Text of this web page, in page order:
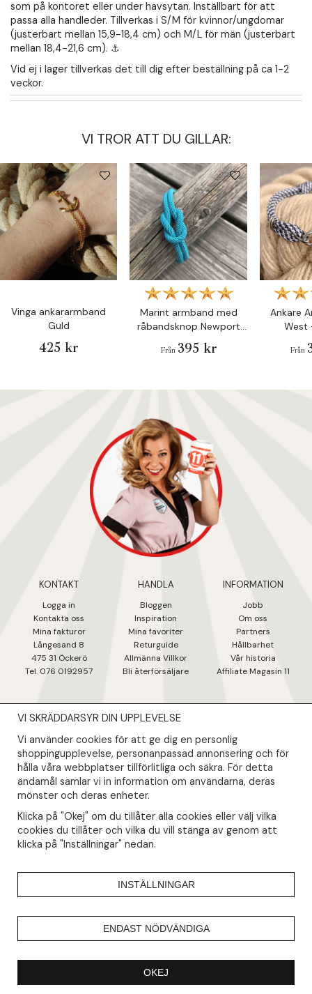
som på kontoret eller under havsytan. Inställbart för att
passa alla handleder. Tillverkas i S/M för kvinnor/ungdomar
(justerbart mellan 15,9-18,4 cm) och M/L för män (justerbart
mellan 18,4-21,6 cm). ⚓
Vid ej i lager tillverkas det till dig efter beställning på ca 1-2
veckor.
VI TROR ATT DU GILLAR:
Vinga ankararmband
Guld
425 kr
Marint armband med
råbandsknop Newport
Turkos
Från 395 kr
Ankare
West
Från
KONTAKT
Logga in
Kontakta oss
Mina fakturor
Långesand 8
475 31 Öckerö
Tel. 076 0192957
HANDLA
Bloggen
Inspiration
Mina favoriter
Returguide
Allmänna Villkor
Bli återförsäljare
INFORMATION
Jobb
Om oss
Partners
Hållbarhet
Vår historia
Affiliate Magasin 11
NYHETSBREV
Såklart skall du ta del av våra bästa erbjudanden & nyheter!
Din mail kommer endast användas till våra nyhetsbrev.
VI SKRÄDDARSYR DIN UPPLEVELSE
Vi använder cookies för att ge dig en personlig
shoppingupplevelse, personanpassad annonsering och för
hålla våra webbplatser tillförlitliga och säkra. För detta
ändamål samlar vi in information om användarna, deras
mönster och deras enheter.
Klicka på "Okej" om du tillåter alla cookies eller välj vilka
cookies du tillåter och vilka du vill stänga av genom att
klicka på "Inställningar" nedan.
INSTÄLLNINGAR
ENDAST NÖDVÄNDIGA
OKEJ